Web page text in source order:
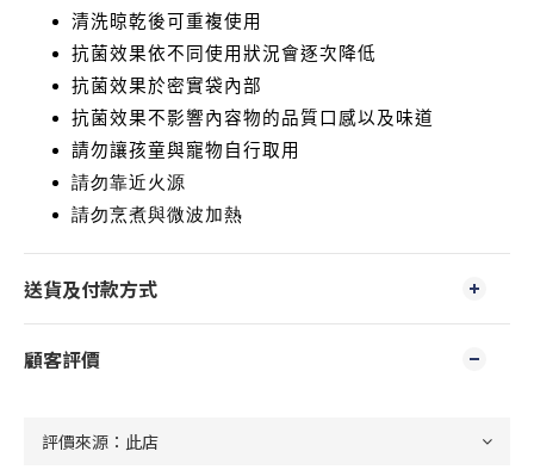
清洗晾乾後可重複使用
抗菌效果依不同使用狀況會逐次降低
抗菌效果於密實袋內部
抗菌效果不影響內容物的品質口感以及味道
請勿讓孩童與寵物自行取用
請勿靠近火源
請勿烹煮與微波加熱
送貨及付款方式
顧客評價